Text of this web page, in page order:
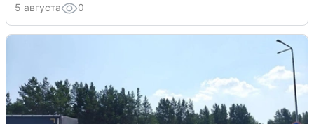
5 августа 0